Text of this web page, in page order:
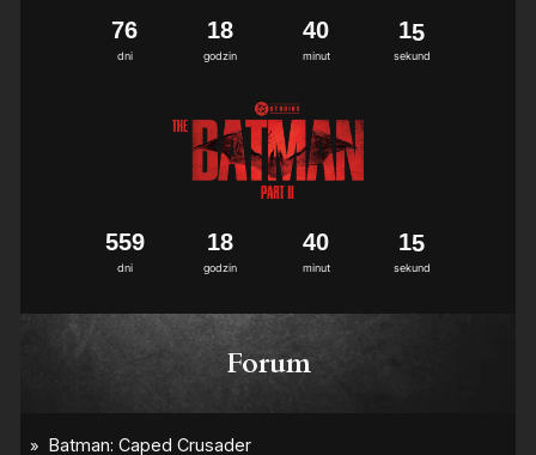
dni
76
godzin
18
minut
40
sekund
14
dni
559
godzin
18
minut
40
sekund
14
5
Forum